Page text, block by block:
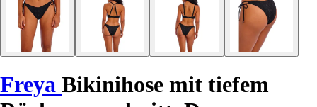
Freya Bikinihose mit tiefem